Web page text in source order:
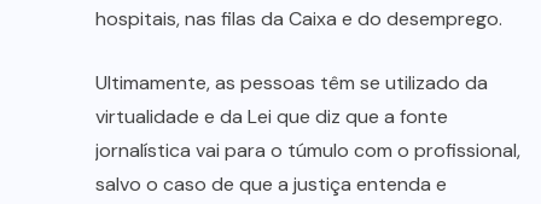
hospitais, nas filas da Caixa e do desemprego.
Ultimamente, as pessoas têm se utilizado da
virtualidade e da Lei que diz que a fonte
jornalística vai para o túmulo com o profissional,
salvo o caso de que a justiça entenda e